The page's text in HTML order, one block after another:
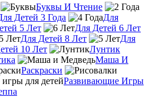
Буквы И Чтение
Детей 3 Года
Для
5 Лет
Для Детей 6 Лет
Для Детей 8 Лет
Для
10 Лет
Лунтик
Маша И
Раскраски
Развивающие Игры